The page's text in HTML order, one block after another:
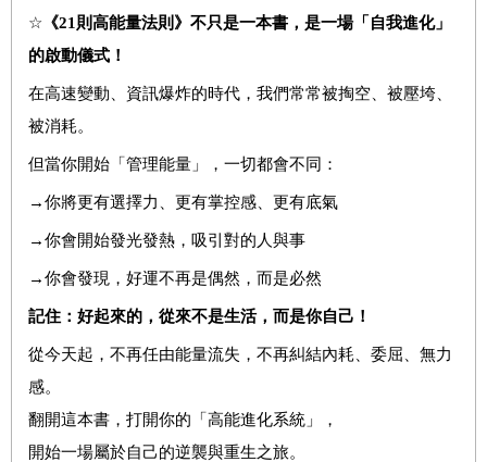
☆ 《21 則高能量法則 》 不只是一本書，是一場「自我進化」
的啟動儀式！
在高速變動、資訊爆炸的時代，我們常常被掏空、被壓垮、
被消耗。
但當你開始「管理能量」，一切都會不同：
→你將更有選擇力、更有掌控感、更有底氣
→你會開始發光發熱，吸引對的人與事
→你會發現，好運不再是偶然，而是必然
記住：好起來的，從來不是生活，而是你自己！
從今天起，不再任由能量流失，不再糾結內耗、委屈、無力
感。
翻開這本書，打開你的「高能進化系統」，
開始一場屬於自己的逆襲與重生之旅。